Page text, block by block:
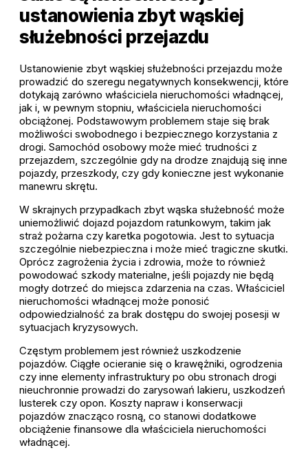
ustanowienia zbyt wąskiej
służebności przejazdu
Ustanowienie zbyt wąskiej służebności przejazdu może
prowadzić do szeregu negatywnych konsekwencji, które
dotykają zarówno właściciela nieruchomości władnącej,
jak i, w pewnym stopniu, właściciela nieruchomości
obciążonej. Podstawowym problemem staje się brak
możliwości swobodnego i bezpiecznego korzystania z
drogi. Samochód osobowy może mieć trudności z
przejazdem, szczególnie gdy na drodze znajdują się inne
pojazdy, przeszkody, czy gdy konieczne jest wykonanie
manewru skrętu.
W skrajnych przypadkach zbyt wąska służebność może
uniemożliwić dojazd pojazdom ratunkowym, takim jak
straż pożarna czy karetka pogotowia. Jest to sytuacja
szczególnie niebezpieczna i może mieć tragiczne skutki.
Oprócz zagrożenia życia i zdrowia, może to również
powodować szkody materialne, jeśli pojazdy nie będą
mogły dotrzeć do miejsca zdarzenia na czas. Właściciel
nieruchomości władnącej może ponosić
odpowiedzialność za brak dostępu do swojej posesji w
sytuacjach kryzysowych.
Częstym problemem jest również uszkodzenie
pojazdów. Ciągłe ocieranie się o krawężniki, ogrodzenia
czy inne elementy infrastruktury po obu stronach drogi
nieuchronnie prowadzi do zarysowań lakieru, uszkodzeń
lusterek czy opon. Koszty napraw i konserwacji
pojazdów znacząco rosną, co stanowi dodatkowe
obciążenie finansowe dla właściciela nieruchomości
władnącej.